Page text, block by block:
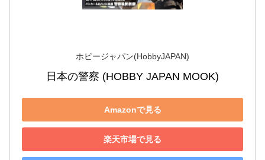
ホビージャパン(HobbyJAPAN)
日本の警察 (HOBBY JAPAN MOOK)
Amazonで見る
楽天市場で見る